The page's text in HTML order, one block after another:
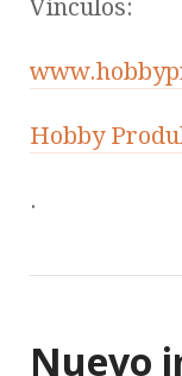
Vínculos:
Hobby
.
Nuevo